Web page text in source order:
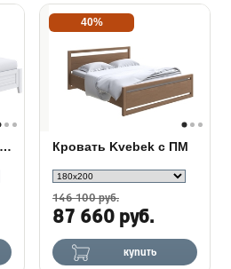
Кровать Olivia Райтон с подъемным механизмом
40%
Кровать Kvebek с ПМ
146 100 руб.
87 660 руб.
купить